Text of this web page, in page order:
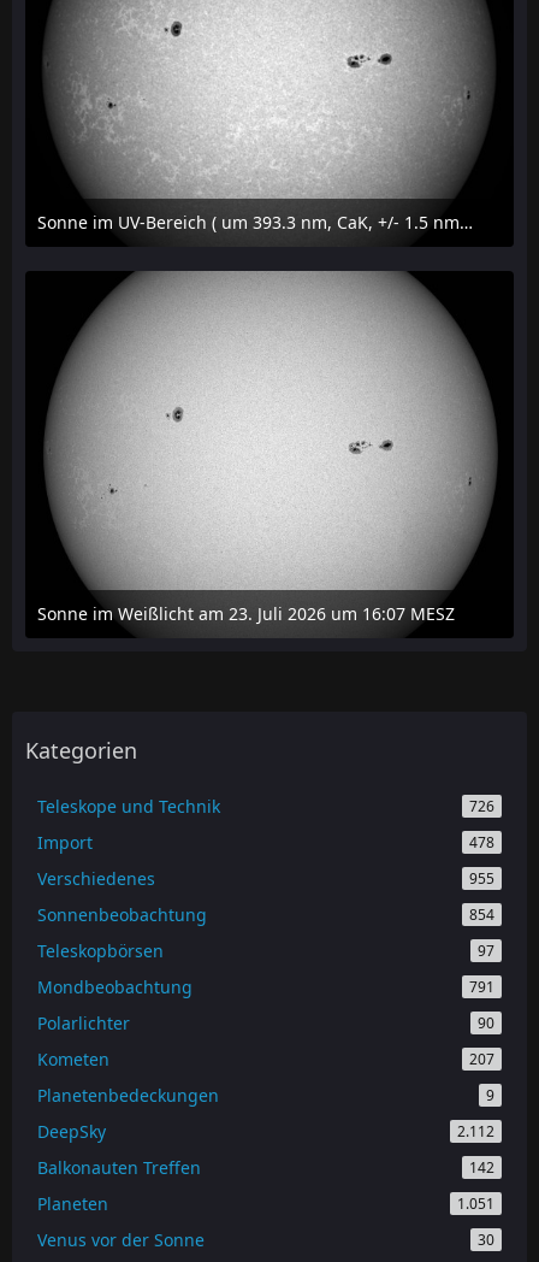
Sonne im UV-Bereich ( um 393.3 nm, CaK, +/- 1.5 nm) am 23. Juli 2026 um 16:15 MESZ
24. Juli 2026 um 20:42
Sonne im Weißlicht am 23. Juli 2026 um 16:07 MESZ
24. Juli 2026 um 20:42
Kategorien
Teleskope und Technik 726
Import 478
Verschiedenes 955
Sonnenbeobachtung 854
Teleskopbörsen 97
Mondbeobachtung 791
Polarlichter 90
Kometen 207
Planetenbedeckungen 9
DeepSky 2.112
Balkonauten Treffen 142
Planeten 1.051
Venus vor der Sonne 30